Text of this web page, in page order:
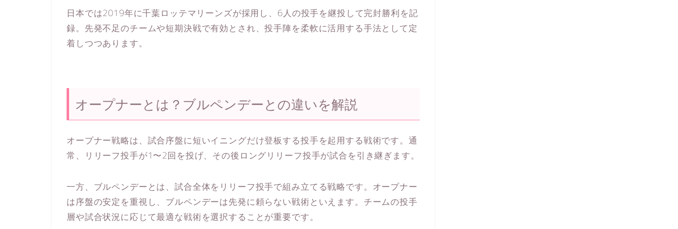
日本では2019年に千葉ロッテマリーンズが採用し、6人の投手を継投して完封勝利を記
録。先発不足のチームや短期決戦で有効とされ、投手陣を柔軟に活用する手法として定
着しつつあります。
オープナーとは？ブルペンデーとの違いを解説
オープナー戦略は、試合序盤に短いイニングだけ登板する投手を起用する戦術です。通
常、リリーフ投手が1〜2回を投げ、その後ロングリリーフ投手が試合を引き継ぎます。
一方、ブルペンデーとは、試合全体をリリーフ投手で組み立てる戦略です。オープナー
は序盤の安定を重視し、ブルペンデーは先発に頼らない戦術といえます。チームの投手
層や試合状況に応じて最適な戦術を選択することが重要です。